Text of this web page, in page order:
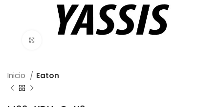
Inicio Eaton